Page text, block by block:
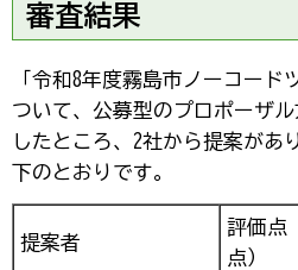
審査結果
「令和8年度霧島市ノーコード
ついて、公募型のプロポーザ
したところ、2社から提案があ
下のとおりです。
提案者
評価点
点）